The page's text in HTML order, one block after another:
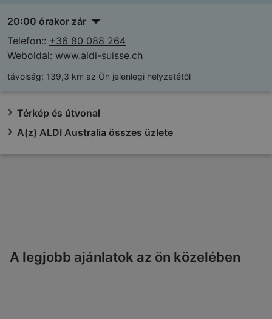
20:00 órakor zár
Telefon:: +36 80 088 264
Weboldal: www.aldi-suisse.ch
távolság: 139,3 km az Ön jelenlegi helyzetétől
Térkép és útvonal
A(z) ALDI Australia összes üzlete
A legjobb ajánlatok az ön közelében